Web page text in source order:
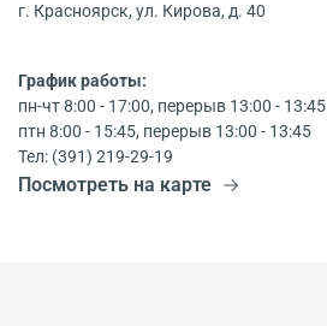
г. Красноярск, ул. Кирова, д. 40
График работы:
пн-чт 8:00 - 17:00, перерыв 13:00 - 13:45
птн 8:00 - 15:45, перерыв 13:00 - 13:45
Тел: (391) 219-29-19
Посмотреть на карте